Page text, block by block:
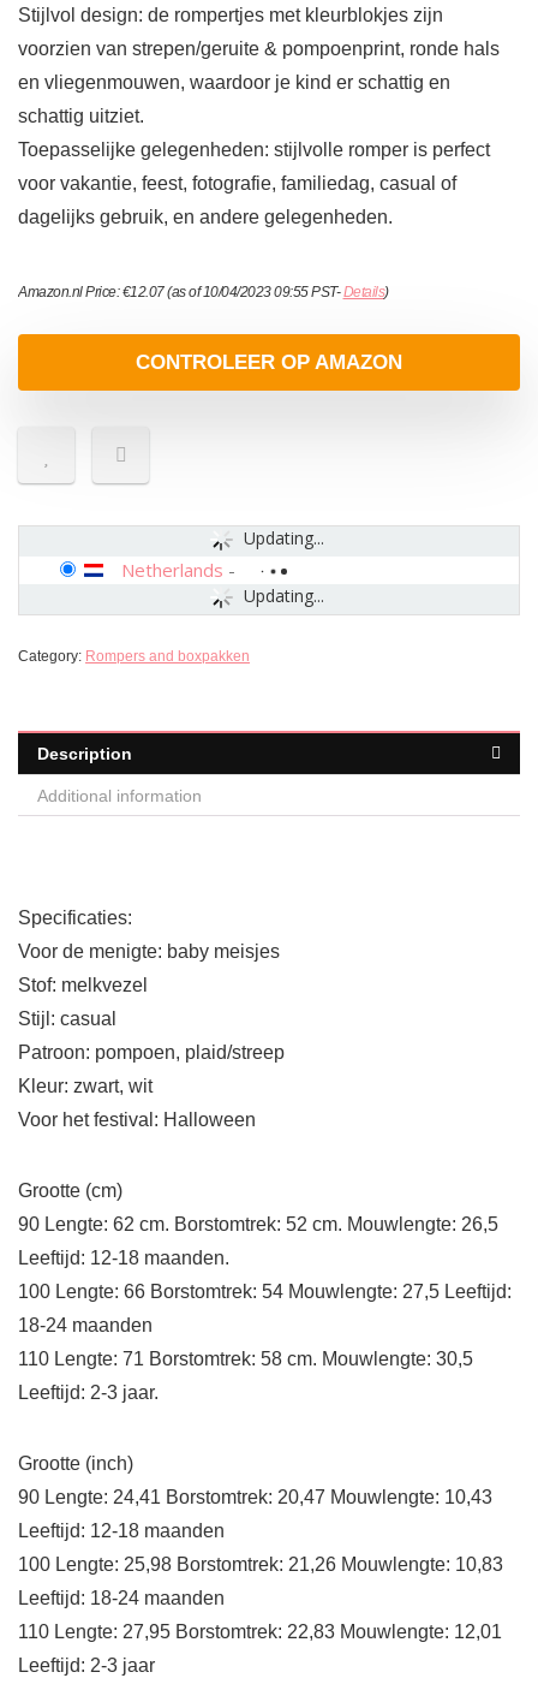
Stijlvol design: de rompertjes met kleurblokjes zijn
voorzien van strepen/geruite & pompoenprint, ronde hals
en vliegenmouwen, waardoor je kind er schattig en
schattig uitziet.
Toepasselijke gelegenheden: stijlvolle romper is perfect
voor vakantie, feest, fotografie, familiedag, casual of
dagelijks gebruik, en andere gelegenheden.
Amazon.nl Price:€12.07(as of 10/04/2023 09:55 PST-Details)
CONTROLEER OP AMAZON
Updating...
Updating...
Netherlands -
Category: Rompers and boxpakken
Description
Additional information
Specificaties:
Voor de menigte: baby meisjes
Stof: melkvezel
Stijl: casual
Patroon: pompoen, plaid/streep
Kleur: zwart, wit
Voor het festival: Halloween
Grootte (cm)
90 Lengte: 62 cm. Borstomtrek: 52 cm. Mouwlengte: 26,5
Leeftijd: 12-18 maanden.
100 Lengte: 66 Borstomtrek: 54 Mouwlengte: 27,5 Leeftijd:
18-24 maanden
110 Lengte: 71 Borstomtrek: 58 cm. Mouwlengte: 30,5
Leeftijd: 2-3 jaar.
Grootte (inch)
90 Lengte: 24,41 Borstomtrek: 20,47 Mouwlengte: 10,43
Leeftijd: 12-18 maanden
100 Lengte: 25,98 Borstomtrek: 21,26 Mouwlengte: 10,83
Leeftijd: 18-24 maanden
110 Lengte: 27,95 Borstomtrek: 22,83 Mouwlengte: 12,01
Leeftijd: 2-3 jaar